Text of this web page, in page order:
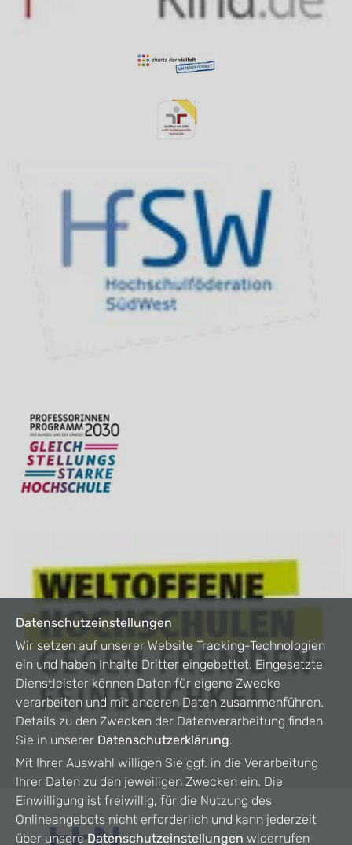
Datenschutzeinstellungen
Wir setzen auf unserer Website Tracking-Technologien
ein und haben Inhalte Dritter eingebettet. Eingesetzte
Dienstleister können Daten für eigene Zwecke
verarbeiten und mit anderen Daten zusammenführen.
Details zu den Zwecken der Datenverarbeitung finden
Sie in unserer Datenschutzerklärung.
Mit Ihrer Auswahl willigen Sie ggf. in die Verarbeitung
Ihrer Daten zu den jeweiligen Zwecken ein. Die
Einwilligung ist freiwillig, für die Nutzung des
Onlineangebots nicht erforderlich und kann jederzeit
über unsereDatenschutzeinstellungen widerrufen